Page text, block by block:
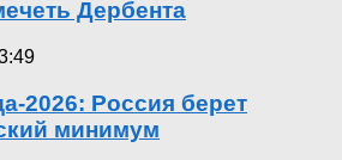
Дербента
2026: Россия берет
минимум